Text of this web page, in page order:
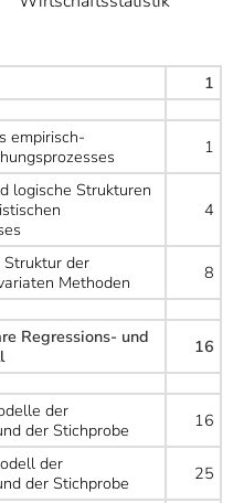
1
empirisch-
1
logische Strukturen
4
der
Methoden
8
Regressions- und
16
der
der Stichprobe
16
der
der Stichprobe
25